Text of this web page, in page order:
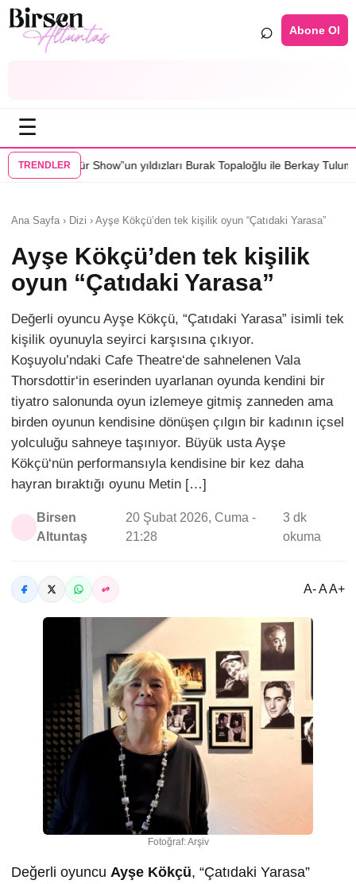
⌕ Abone Ol
☰
TRENDLER
yıldızları Burak Topaloğlu ile Berkay Tulumbacı “Ecünni”
Ana Sayfa › Dizi › Ayşe Kökçü’den tek kişilik oyun “Çatıdaki Yarasa”
Ayşe Kökçü’den tek kişilik
oyun “Çatıdaki Yarasa”
Değerli oyuncu Ayşe Kökçü, “Çatıdaki Yarasa” isimli tek
kişilik oyunuyla seyirci karşısına çıkıyor.
Koşuyolu’ndaki Cafe Theatre‘de sahnelenen Vala
Thorsdottir‘in eserinden uyarlanan oyunda kendini bir
tiyatro salonunda oyun izlemeye gitmiş zanneden ama
birden oyunun kendisine dönüşen çılgın bir kadının içsel
yolculuğu sahneye taşınıyor. Büyük usta Ayşe
Kökçü‘nün performansıyla kendisine bir kez daha
hayran bıraktığı oyunu Metin […]
Birsen
Altuntaş
20 Şubat 2026, Cuma -
21:28
3 dk
okuma
A- A A+
Fotoğraf: Arşiv
Değerli oyuncu Ayşe Kökçü, “Çatıdaki Yarasa”